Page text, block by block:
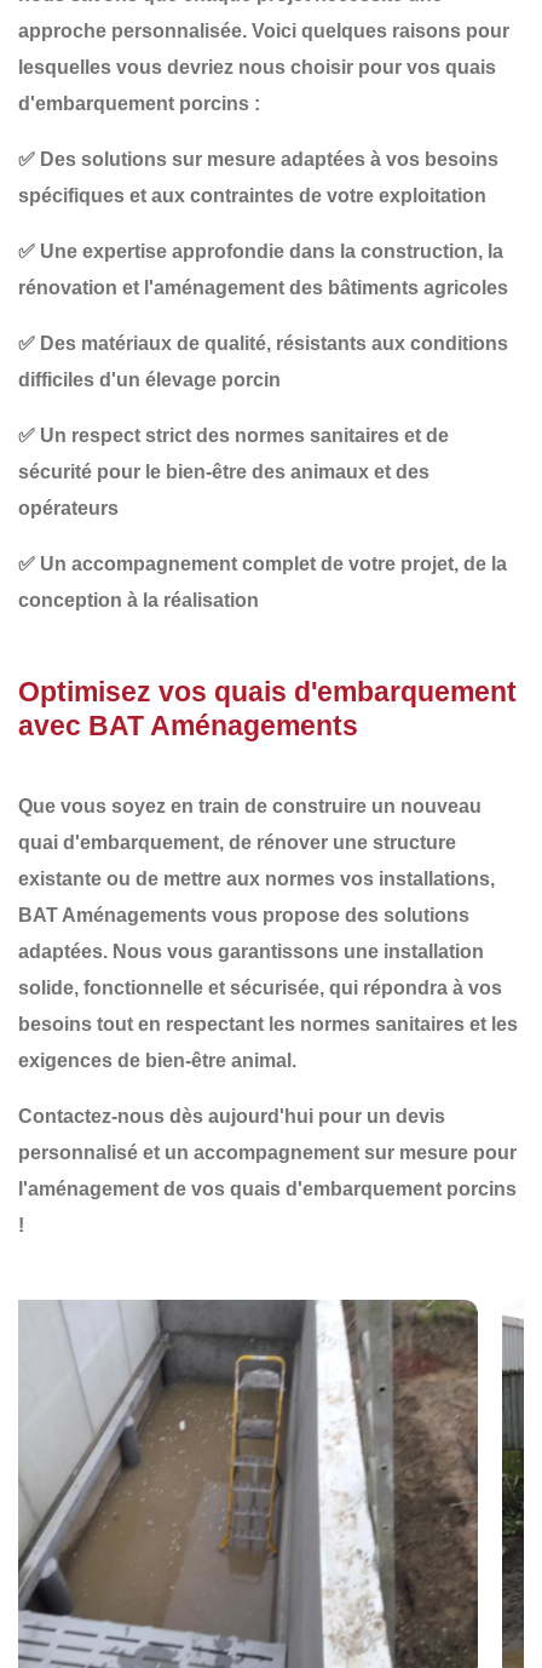
approche personnalisée. Voici quelques raisons pour
lesquelles vous devriez nous choisir pour vos quais
d'embarquement porcins :
✅ Des solutions sur mesure adaptées à vos besoins
spécifiques et aux contraintes de votre exploitation
✅ Une expertise approfondie dans la construction, la
rénovation et l'aménagement des bâtiments agricoles
✅ Des matériaux de qualité, résistants aux conditions
difficiles d'un élevage porcin
✅ Un respect strict des normes sanitaires et de
sécurité pour le bien-être des animaux et des
opérateurs
✅ Un accompagnement complet de votre projet, de la
conception à la réalisation
Optimisez vos quais d'embarquement
avec BAT Aménagements
Que vous soyez en train de construire un nouveau
quai d'embarquement, de rénover une structure
existante ou de mettre aux normes vos installations,
BAT Aménagements vous propose des solutions
adaptées. Nous vous garantissons une installation
solide, fonctionnelle et sécurisée, qui répondra à vos
besoins tout en respectant les normes sanitaires et les
exigences de bien-être animal.
Contactez-nous dès aujourd'hui pour un devis
personnalisé et un accompagnement sur mesure pour
l'aménagement de vos quais d'embarquement porcins
!